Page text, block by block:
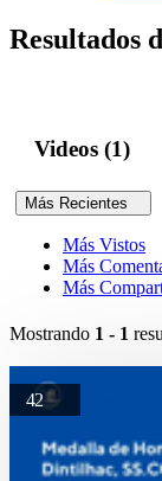
Resultados
Videos (1)
Más Recientes
Más Vistos
Más
Más
Mostrando 1 - 1
42